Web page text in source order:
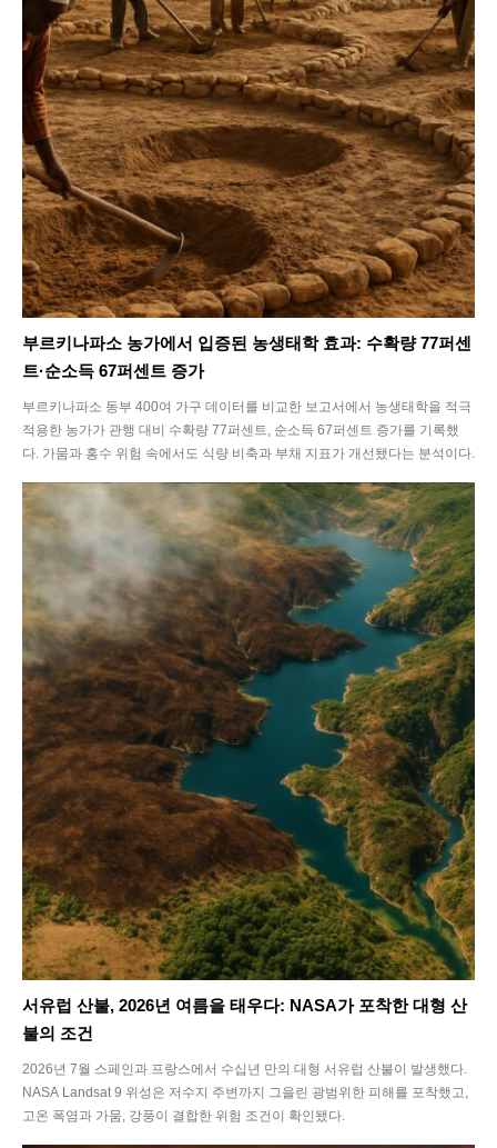
SEARCH...
Climate
Energy
Food
Health
Life
Interview
Article
Tech
부르키나파소 농가에서 입증된 농생태학 효과: 수확량 77퍼센
트·순소득 67퍼센트 증가
부르키나파소 동부 400여 가구 데이터를 비교한 보고서에서 농생태학을 적극
적용한 농가가 관행 대비 수확량 77퍼센트, 순소득 67퍼센트 증가를 기록했
다. 가뭄과 홍수 위험 속에서도 식량 비축과 부채 지표가 개선됐다는 분석이다.
서유럽 산불, 2026년 여름을 태우다: NASA가 포착한 대형 산
불의 조건
2026년 7월 스페인과 프랑스에서 수십년 만의 대형 서유럽 산불이 발생했다.
NASA Landsat 9 위성은 저수지 주변까지 그을린 광범위한 피해를 포착했고,
고온 폭염과 가뭄, 강풍이 결합한 위험 조건이 확인됐다.